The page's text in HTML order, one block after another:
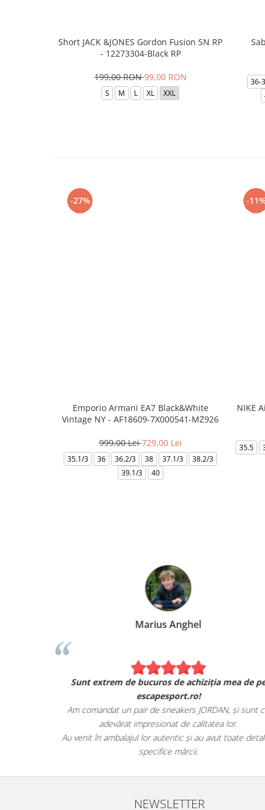
Short JACK &JONES Gordon Fusion SN RP
- 12273304-Black RP
199,00 RON99,00 RON
S M L XL XXL
36-
-27%
Emporio Armani EA7 Black&White
Vintage NY - AF18609-7X000541-MZ926
999,00 Lei729,00 Lei
35.1/3 36 36.2/3 38 37.1/3
38.2/3
39.1/3
40
-
NIKE
35.5
Marius Anghel
Sunt extrem de bucuros de achiziția mea de
escapesport.ro!
Am comandat un pair de sneakers JORDAN, și sunt
adevărat impresionat de calitatea lor.
Au venit în ambalajul lor autentic și au avut toate
specifice mărcii.
NEWSLETTER